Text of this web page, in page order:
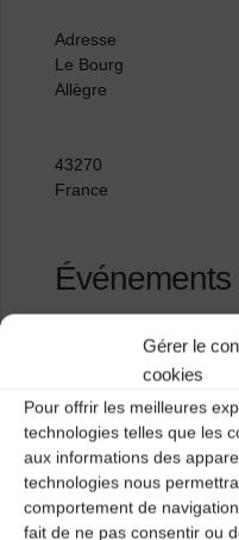
Gérer le
cookies
Pour offrir les meilleures
technologies telles que les
aux informations des
technologies nous
comportement de
fait de ne pas consentir ou
Adresse
Le Bourg
Allègre
43270
France
Événements
<li>Aucun événement à
Les Chalets du